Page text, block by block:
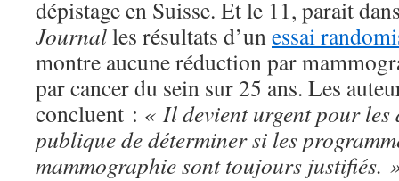
dépistage en Suisse. Et le 11, parait
Journalles résultats d’unessai
montre aucune réduction par
par cancer du sein sur 25 ans. Les
concluent : « Il devient urgent pour les
publique de déterminer si les
mammographie sont toujours justifiés.